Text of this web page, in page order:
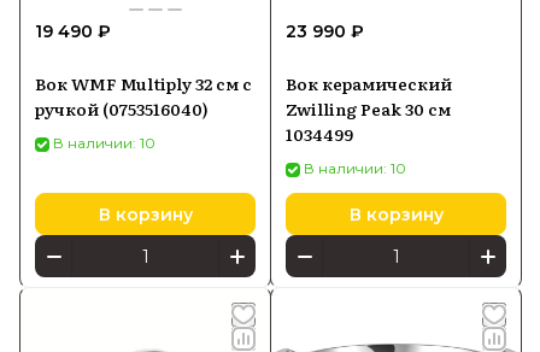
19 490 ₽
Вок WMF Multiply 32 см с
ручкой (0753516040)
В наличии: 10
В корзину
23 990 ₽
Вок керамический
Zwilling Peak 30 см
1034499
В наличии: 10
В корзину